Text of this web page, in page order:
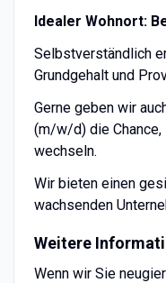
Idealer Wohnort:
Selbstverständlich
Grundgehalt und
Gerne geben wir
(m/w/d) die Chance,
wechseln.
Wir bieten einen
wachsenden
Weitere
Wenn wir Sie